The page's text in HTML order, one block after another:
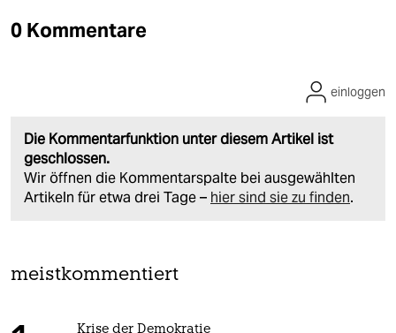
0 Kommentare
Die Kommentarfunktion unter diesem Artikel ist
geschlossen.
Wir öffnen die Kommentarspalte bei ausgewählten
Artikeln für etwa drei Tage – hier sind sie zu finden.
einloggen
meistkommentiert
Krise der Demokratie